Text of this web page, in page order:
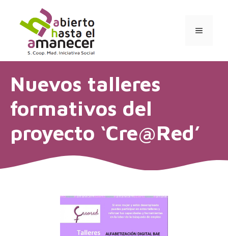
contenido
MENÚ
Nuevos talleres
formativos del
proyecto ‘Cre@Red’